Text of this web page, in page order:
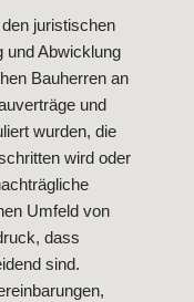
juristischen
und Abwicklung
Bauherren an
und
wurden, die
wird oder
Umfeld von
dass
sind.